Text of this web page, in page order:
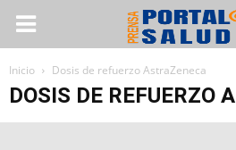
Inicio Dosis de refuerzo AstraZeneca
DOSIS DE REFUERZO